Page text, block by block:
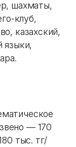
шахматы,
клуб,
казахский,
языки,
— 170
тыс. тг/